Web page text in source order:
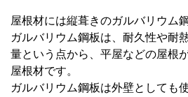
屋根材には縦葺きのガルバリウム
ガルバリウム鋼板は、耐久性や耐
量という点から、平屋などの屋根
屋根材です。
ガルバリウム鋼板は外壁としても